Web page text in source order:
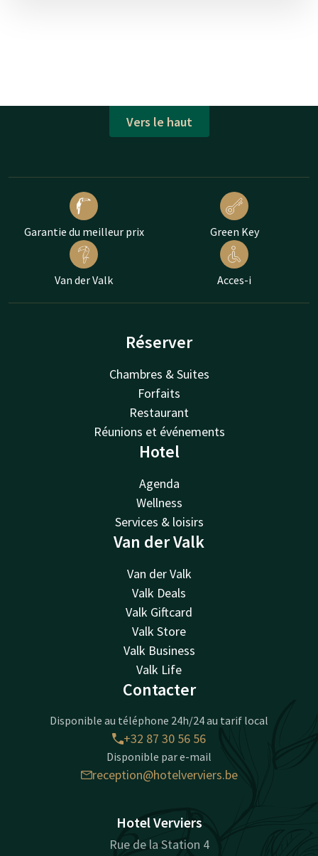
Vers le haut
Garantie du meilleur prix Green Key
Van der Valk Acces-i
Réserver
Chambres & Suites
Forfaits
Restaurant
Réunions et événements
Hotel
Agenda
Wellness
Services & loisirs
Van der Valk
Van der Valk
Valk Deals
Valk Giftcard
Valk Store
Valk Business
Valk Life
Contacter
Disponible au téléphone 24h/24 au tarif local
+32 87 30 56 56
Disponible par e-mail
reception@hotelverviers.be
Hotel Verviers
Rue de la Station 4